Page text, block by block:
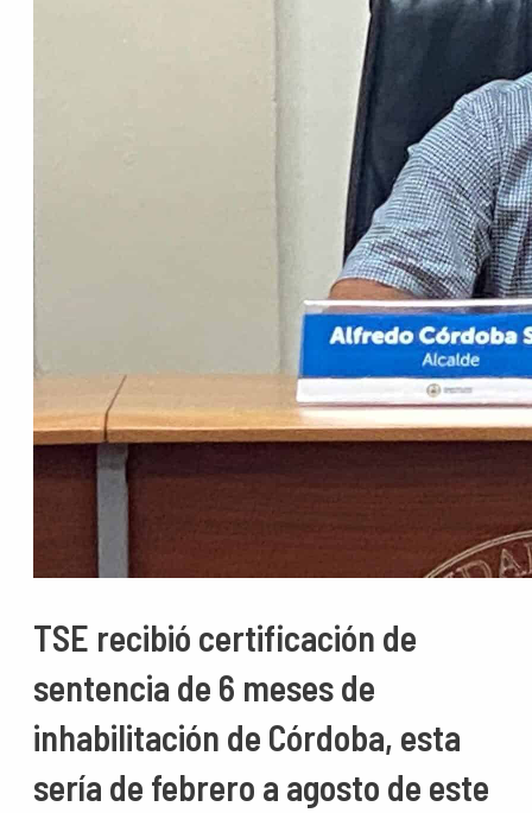
TSE recibió certificación de
sentencia de 6 meses de
inhabilitación de Córdoba, esta
sería de febrero a agosto de este